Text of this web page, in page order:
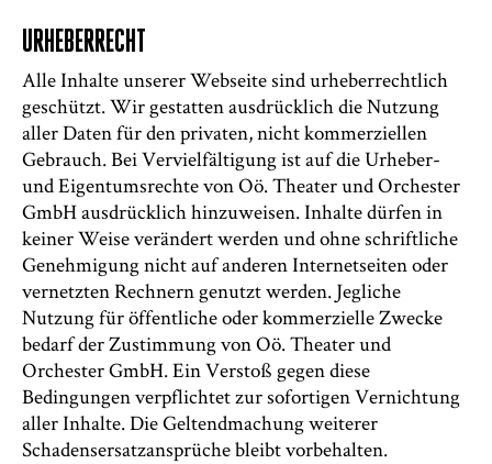
URHEBERRECHT
Alle Inhalte unserer Webseite sind urheberrechtlich
geschützt. Wir gestatten ausdrücklich die Nutzung
aller Daten für den privaten, nicht kommerziellen
Gebrauch. Bei Vervielfältigung ist auf die Urheber-
und Eigentumsrechte von Oö. Theater und Orchester
GmbH ausdrücklich hinzuweisen. Inhalte dürfen in
keiner Weise verändert werden und ohne schriftliche
Genehmigung nicht auf anderen Internetseiten oder
vernetzten Rechnern genutzt werden. Jegliche
Nutzung für öffentliche oder kommerzielle Zwecke
bedarf der Zustimmung von Oö. Theater und
Orchester GmbH. Ein Verstoß gegen diese
Bedingungen verpflichtet zur sofortigen Vernichtung
aller Inhalte. Die Geltendmachung weiterer
Schadensersatzansprüche bleibt vorbehalten.